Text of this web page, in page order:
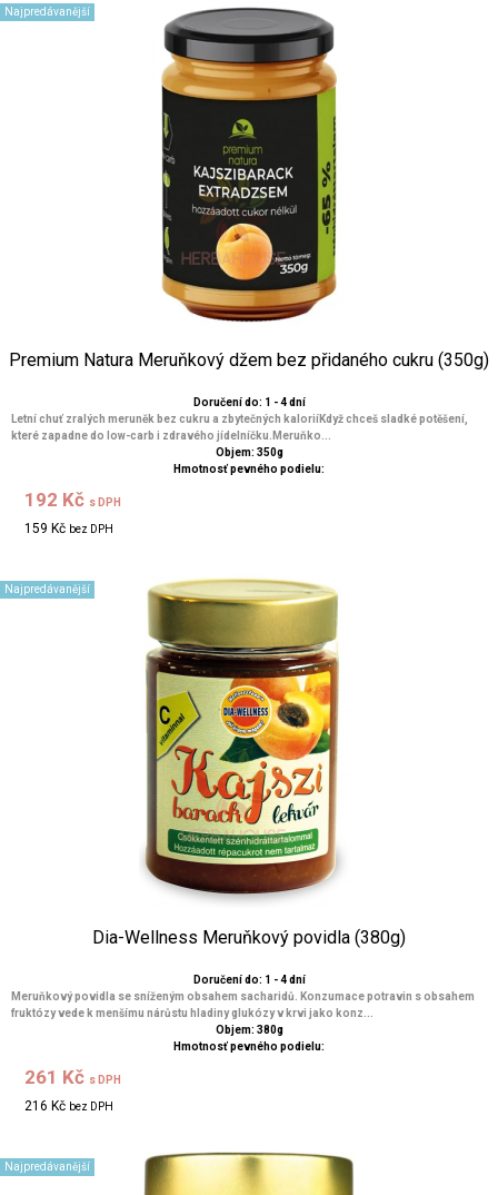
Najpredávanější
Premium Natura Meruňkový džem bez přidaného cukru (350g)
Doručení do: 1 - 4 dní
Letní chuť zralých meruněk bez cukru a zbytečných kaloriíKdyž chceš sladké potěšení,
které zapadne do low-carb i zdravého jídelníčku.Meruňko...
Objem: 350g
Hmotnosť pevného podielu:
192 Kč s DPH
159 Kč bez DPH
Najpredávanější
Dia-Wellness Meruňkový povidla (380g)
Doručení do: 1 - 4 dní
Meruňkový povidla se sníženým obsahem sacharidů. Konzumace potravin s obsahem
fruktózy vede k menšímu nárůstu hladiny glukózy v krvi jako konz...
Objem: 380g
Hmotnosť pevného podielu:
261 Kč s DPH
216 Kč bez DPH
Najpredávanější